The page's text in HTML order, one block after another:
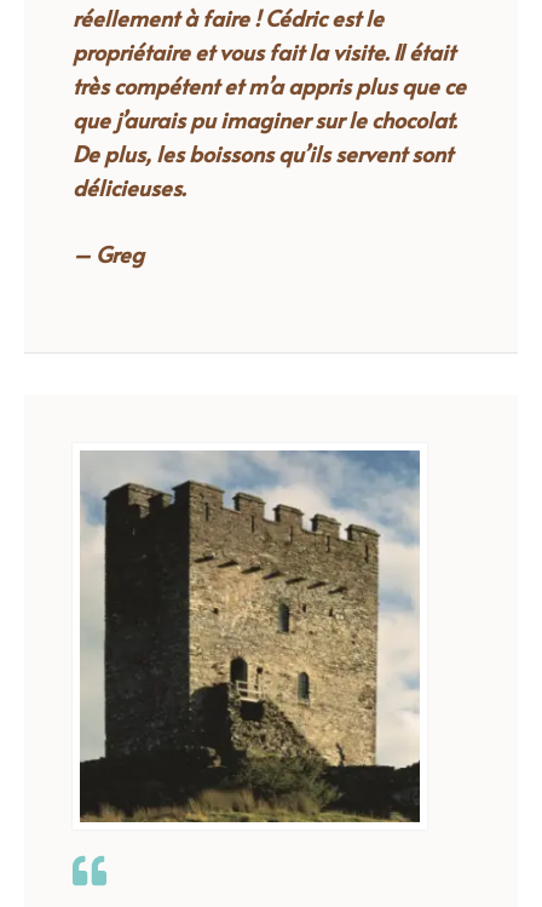
réellement à faire !Cédric est le
propriétaire et vous fait la visite. Il était
très compétent et m’a appris plus que ce
que j’aurais pu imaginer sur le chocolat.
De plus, les boissons qu’ils servent sont
délicieuses.
– Greg